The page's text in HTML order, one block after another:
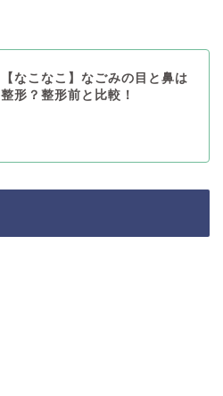
【なこなこ】なごみの目と鼻は
整形？整形前と比較！